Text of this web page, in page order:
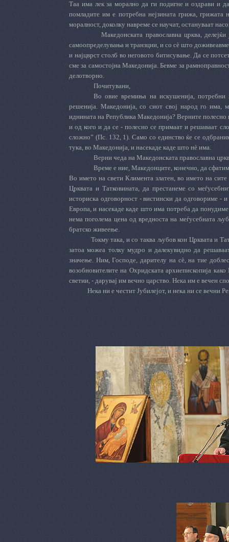
Таа има лек за морално да ги подигне и оздрави и
помладите им е потребна нејзината грижа, грижата
моралност, доколку навреме се научат, остануваат
Македонската православна црква,
самоопределувања и транзции, и со сè што
и најцврст столб во неговото битисување. Да се
сме за самостојна Македонија. Бевме за
делотворно.
Почитувани,
Во овие времиња на искушенија, потребни
решенија. Македонија, со сиот свој народ го има,
иднината на Република Македонија? Верните полесно
и од кого и да се - полесно се примаат и решаваат
сложно” (Пс. 132, 1). Само со единство ќе се
тука, во Македонија, и насекаде каде што нè има.
Верни чеда на Македонската православна
Време е ние, Македонците, конечно, да
Во името на свети Климента златен, во името на
Црквата и Татковината, да престанеме со
историска одговорност - вистински да одговориме -
Европа, и насекаде каде што има потреба да
нема поголема цена од вредноста на меѓусебната
братско живеење.
Токму така, и со таква љубов кон Црквата и
затоа можеа толку мудро и далекувидно да
значење. Ним, Господе, дарителу на сè, на тие
возобновителите на Охридската архиепископија
светии, - дарувај им вечно царство. Нека им е вечен
Нека ни е честит Јубилејот, и нека ни се